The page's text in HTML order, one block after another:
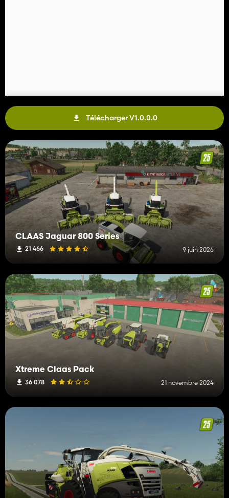
Télécharger V1.0.0.0
CLAAS Jaguar 800 Series
21 466 9 juin 2026
Xtreme Claas Pack
36 078 21 novembre 2024